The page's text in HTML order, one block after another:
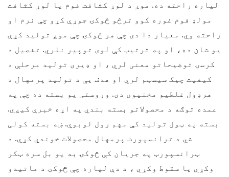
لپاره راحته ده. موږ د لوړ کثافت فوم یا لوړ کثافت
مولډ فوم غوره کوو ترڅو څوکۍ جوړې کړو چې نرم او
راحته وي. معیار دا دی چې هر څوکۍ چې موږ تولید کړې
یو شان ده، او په ترتیب کې لوی توپیر نلري. تفصیل د
کرسۍ توضیحاتو معنی لري ، او ډیری تولید مرحلې د
کیفیت چیک سیسټم لري او هدف یې د تولید پرمهال د
هرډول غلطیو مخنیوی دی. وروستی یو بسته ده چې په
عمده توګه د محصولاتو بسته بندي په اړه خبرې کیږي.
بسته په ټول تولید کې مهم رول لوبوي. ښه بسته کولی
شي د ترانسپورت پرمهال محصولات خوندي کړي. د
ټرانسپورټ په جریان کې څوکۍ به یو بل سره ټکر
وکړي یا سقوط وکړي ، د دې لپاره چې څوکۍ د ماتیدو